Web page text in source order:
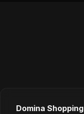
Domina Shopping